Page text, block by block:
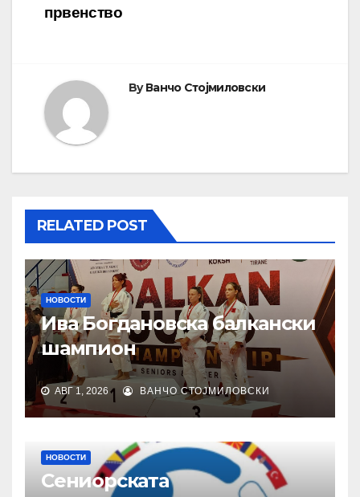
првенство
ByВанчо Стојмиловски
RELATED POST
НОВОСТИ
Ива Богдановска балкански
шампион
АВГ 1, 2026 ВАНЧО СТОЈМИЛОВСКИ
НОВОСТИ
Сениорската